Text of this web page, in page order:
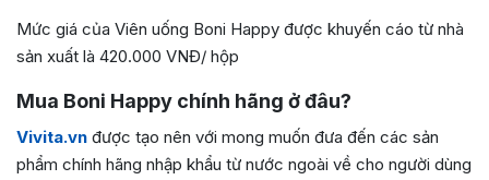
Mức giá của Viên uống Boni Happy được khuyến cáo từ nhà
sản xuất là 420.000 VNĐ/ hộp
Mua Boni Happy chính hãng ở đâu?
Vivita.vn được tạo nên với mong muốn đưa đến các sản
phẩm chính hãng nhập khẩu từ nước ngoài về cho người dùng